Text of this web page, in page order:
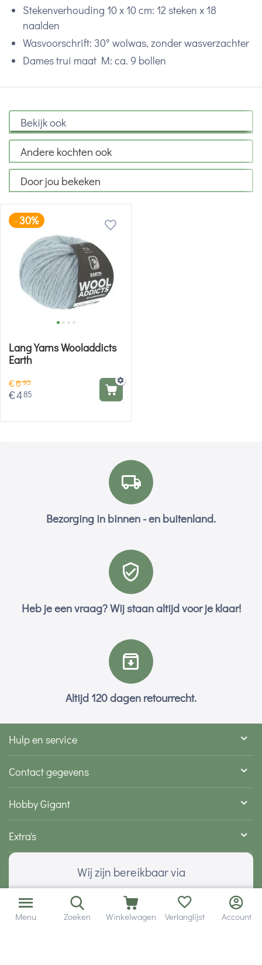
Stekenverhouding 10 x 10 cm: 12 steken x 18
naalden
Wasvoorschrift: 30° wolwas, zonder wasverzachter
Dames trui maat M: ca. 9 bollen
Bekijk ook
Andere kochten ook
Door jou bekeken
-30%
Lang Yarns Wooladdicts
Earth
€695
€485
Bezorging in binnen - en buitenland.
Heb je een vraag? Wij staan altijd voor je klaar!
Altijd 120 dagen retourrecht.
Hulp en service
Contact gegevens
Hobby Gigant
Extra's
Wij zijn bereikbaar via
Menu Zoeken Winkelwagen Verlanglijst Account